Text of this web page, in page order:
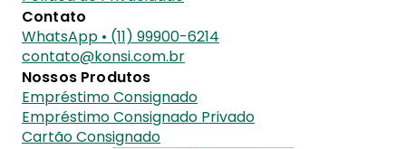
Contato
WhatsApp • (11) 99900-6214
contato@konsi.com.br
Nossos Produtos
Empréstimo Consignado
Empréstimo Consignado Privado
Cartão Consignado